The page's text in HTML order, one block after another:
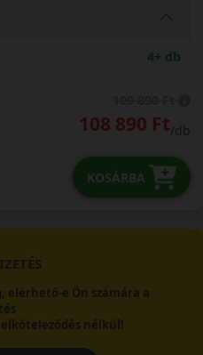
4+ db
108 890 Ft/db
KOSÁRBA
elérhető-e Ön számára a
nélkül!